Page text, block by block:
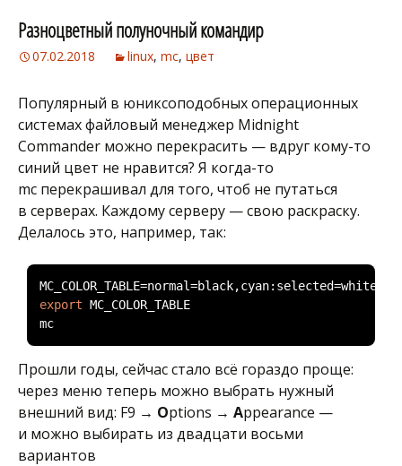
Разноцветный полуночный командир
07.02.2018 linux, mc, цвет
Популярный в юниксоподобных операционных
системах файловый менеджер Midnight
Commander можно перекрасить — вдруг кому-то
синий цвет не нравится? Я когда-то
mc перекрашивал для того, чтоб не путаться
в серверах. Каждому серверу — свою раскраску.
Делалось это, например, так:
MC_COLOR_TABLE=normal=black,cyan: selected=white
export MC_COLOR_TABLE
mc
Прошли годы, сейчас стало всё гораздо проще:
через меню теперь можно выбрать нужный
внешний вид: F9 → Options → Appearance —
и можно выбирать из двадцати восьми
вариантов